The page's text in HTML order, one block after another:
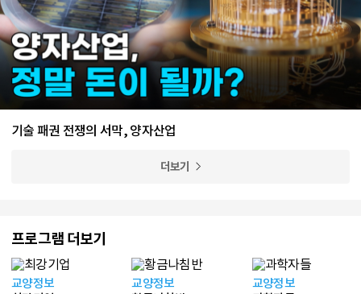
기술 패권 전쟁의 서막, 양자산업
더보기
프로그램 더보기
교양정보
교양정보
교양정보